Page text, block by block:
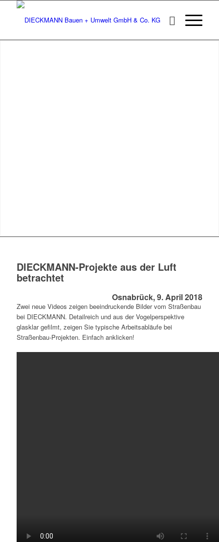
DIECKMANN-Projekte aus der Luft
betrachtet
Osnabrück, 9. April 2018
Zwei neue Videos zeigen beeindruckende Bilder vom Straßenbau
bei DIECKMANN. Detailreich und aus der Vogelperspektive
glasklar gefilmt, zeigen Sie typische Arbeitsabläufe bei
Straßenbau-Projekten. Einfach anklicken!